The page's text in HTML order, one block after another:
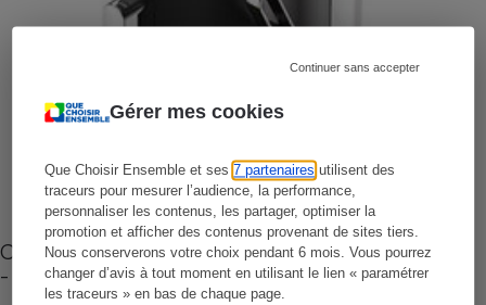
Gérer mes cookies
Que Choisir Ensemble et ses7 partenaires utilisent des
traceurs pour mesurer l’audience, la performance,
personnaliser les contenus, les partager, optimiser la
promotion et afficher des contenus provenant de sites tiers.
Nous conserverons votre choix pendant 6 mois. Vous pourrez
changer d’avis à tout moment en utilisant le lien « paramétrer
les traceurs » en bas de chaque page.
Continuer sans accepter
Cafetière à capsules zéro déchet CoffeeB (vidéo)
- Premières impressions